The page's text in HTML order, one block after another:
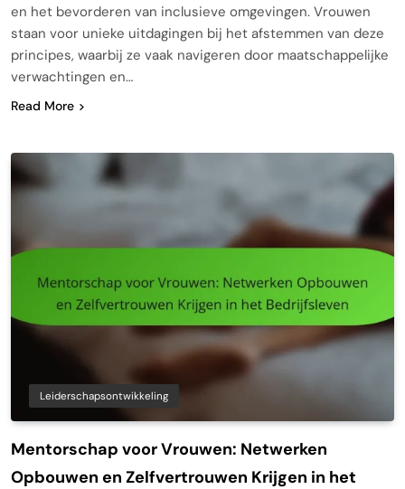
en het bevorderen van inclusieve omgevingen. Vrouwen
staan voor unieke uitdagingen bij het afstemmen van deze
principes, waarbij ze vaak navigeren door maatschappelijke
verwachtingen en…
Read More
Leiderschapsontwikkeling
Mentorschap voor Vrouwen: Netwerken
Opbouwen en Zelfvertrouwen Krijgen in het